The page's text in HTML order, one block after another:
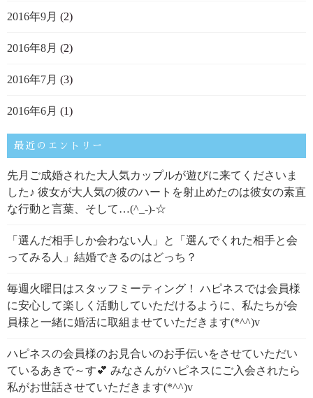
2016年9月 (2)
2016年8月 (2)
2016年7月 (3)
2016年6月 (1)
最近のエントリー
先月ご成婚された大人気カップルが遊びに来てくださいま
した♪ 彼女が大人気の彼のハートを射止めたのは彼女の素直
な行動と言葉、そして…(^_-)-☆
「選んだ相手しか会わない人」と「選んでくれた相手と会
ってみる人」結婚できるのはどっち？
毎週火曜日はスタッフミーティング！ ハピネスでは会員様
に安心して楽しく活動していただけるように、私たちが会
員様と一緒に婚活に取組ませていただきます(*^^)v
ハピネスの会員様のお見合いのお手伝いをさせていただい
ているあきで～す💕 みなさんがハピネスにご入会されたら
私がお世話させていただきます(*^^)v